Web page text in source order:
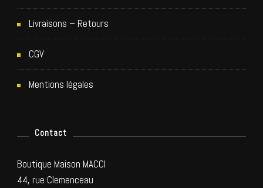
Livraisons – Retours
CGV
Mentions légales
Contact
Boutique Maison MACCI
44, rue Clemenceau